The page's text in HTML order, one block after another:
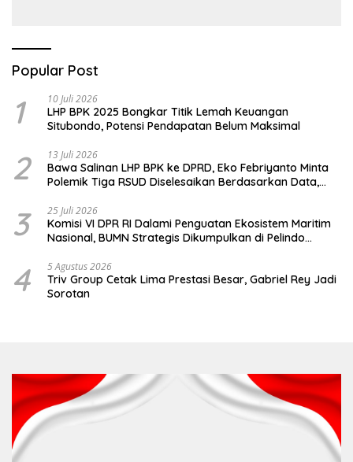
Popular Post
1 10 Juli 2026
LHP BPK 2025 Bongkar Titik Lemah Keuangan
Situbondo, Potensi Pendapatan Belum Maksimal
2 13 Juli 2026
Bawa Salinan LHP BPK ke DPRD, Eko Febriyanto Minta
Polemik Tiga RSUD Diselesaikan Berdasarkan Data,
3 25 Juli 2026
Komisi VI DPR RI Dalami Penguatan Ekosistem Maritim
Nasional, BUMN Strategis Dikumpulkan di Pelindo
4 5 Agustus 2026
Triv Group Cetak Lima Prestasi Besar, Gabriel Rey Jadi
Sorotan